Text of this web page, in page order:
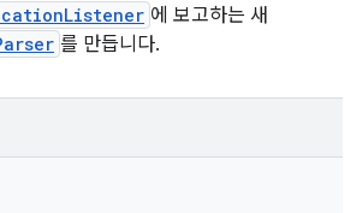
에 보고하는 새
를 만듭니다.